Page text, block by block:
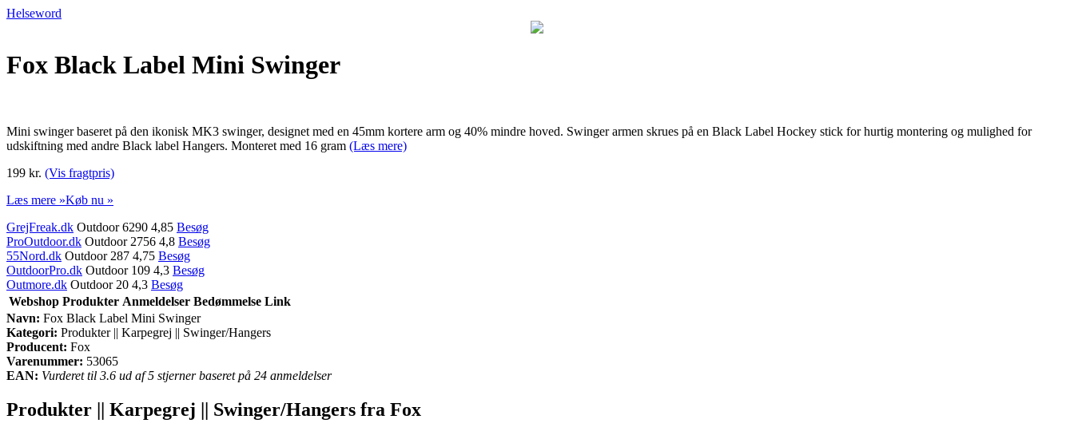
Helseword
Fox Black Label Mini Swinger
Mini swinger baseret på den ikonisk MK3 swinger, designet med en 45mm kortere arm og 40% mindre hoved. Swinger armen skrues på en Black Label Hockey stick for hurtig montering og mulighed for
udskiftning med andre Black label Hangers. Monteret med 16 gram (Læs mere)
199 kr. (Vis fragtpris)
Læs mere »Køb nu »
GrejFreak.dk Outdoor 6290 4,85 Besøg
ProOutdoor.dk Outdoor 2756 4,8 Besøg
55Nord.dk Outdoor 287 4,75 Besøg
OutdoorPro.dk Outdoor 109 4,3 Besøg
Outmore.dk Outdoor 20 4,3 Besøg
Webshop Produkter Anmeldelser Bedømmelse Link
Navn: Fox Black Label Mini Swinger
Kategori: Produkter || Karpegrej || Swinger/Hangers
Producent: Fox
Varenummer: 53065
EAN: Vurderet til 3.6 ud af 5 stjerner baseret på 24 anmeldelser
Produkter || Karpegrej || Swinger/Hangers fra Fox